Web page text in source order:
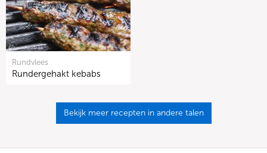
Rundvlees
Rundergehakt kebabs
Bekijk meer recepten in andere talen